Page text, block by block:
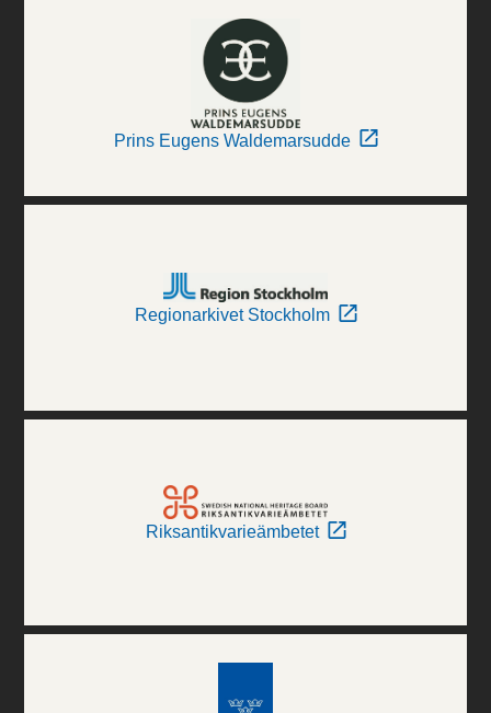
Prins Eugens Waldemarsudde
Regionarkivet Stockholm
Riksantikvarieämbetet